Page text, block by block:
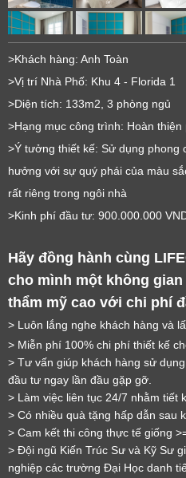
>Khách hàng: Anh Toàn
>Vị trí Nhà Phố: Khu 4 - Florida 1
>Diện tích: 133m2, 3 phòng ngủ
>Hạng mục công trình: Hoàn
>Ý tưởng thiết kế: Sử dụng phong
hưởng với sự quý phái của màu
rất riêng trong ngôi nhà
>Kinh phí đầu tư: 900.000.000
Hãy đồng hành cùng
cho mình một không
thẩm mỹ cao với chi phí
> Luôn lắng nghe khách hàng và
> Miễn phí 100% chi phí thiết kế
> Tư vấn giúp khách hàng sử
đầu tư ngay lần đầu gặp gỡ.
> Làm việc liên tục 24/7 nhằm tiết
> Có nhiều quà tặng hấp dẫn sau
> Cam kết thi công thực tế giống
> Đội ngũ Kiến Trúc Sư và Kỹ Sư
nghiệp các trường Đại Học danh
LỜI
Cảm ơn quý khách
Chúng tôi sẽ liên hệ lại